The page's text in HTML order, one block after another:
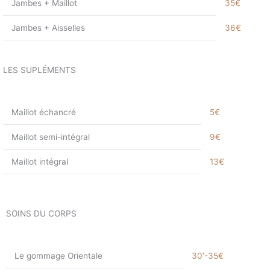
Jambes + Maillot 35€
Jambes + Aisselles 36€
LES SUPLÉMENTS
Maillot échancré 5€
Maillot semi-intégral 9€
Maillot intégral 13€
SOINS DU CORPS
Le gommage Orientale 30′-35€